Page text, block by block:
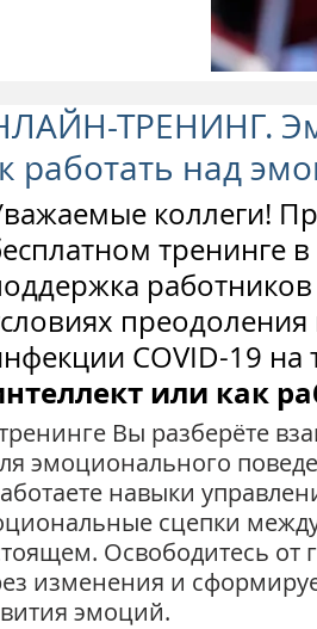
ТРЕНИНГ.
работать над
коллеги!
тренинге
COVID-19 на
или как
Вы разберёте
эмоционального
навыки
сцепки
Освободитесь от
изменения и
эмоций.